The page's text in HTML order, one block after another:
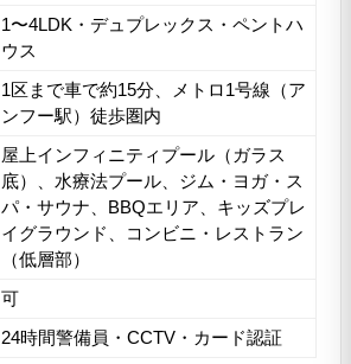
1〜4LDK・デュプレックス・ペントハ
ウス
1区まで車で約15分、メトロ1号線（ア
ンフー駅）徒歩圏内
屋上インフィニティプール（ガラス
底）、水療法プール、ジム・ヨガ・ス
パ・サウナ、BBQエリア、キッズプレ
イグラウンド、コンビニ・レストラン
（低層部）
可
24時間警備員・CCTV・カード認証